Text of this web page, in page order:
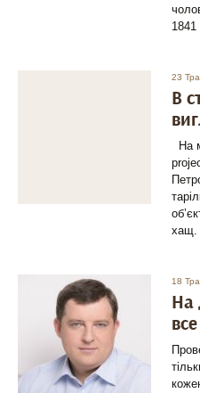
23
В
На
хащ.
18
На